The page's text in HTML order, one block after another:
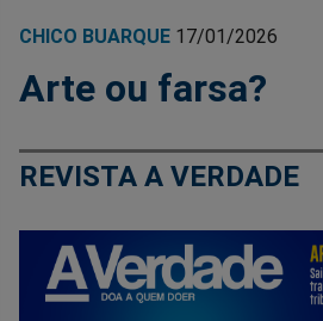
CHICO BUARQUE 17/01/2026
Arte ou farsa?
REVISTA A VERDADE